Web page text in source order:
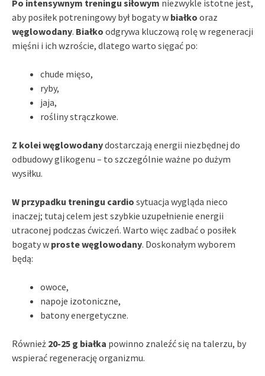
Po intensywnym treningu siłowym niezwykle istotne jest,
aby posiłek potreningowy był bogaty w białko oraz
węglowodany. Białko odgrywa kluczową rolę w regeneracji
mięśni i ich wzroście, dlatego warto sięgać po:
chude mięso,
ryby,
jaja,
rośliny strączkowe.
Z kolei węglowodanydostarczają energii niezbędnej do
odbudowy glikogenu – to szczególnie ważne po dużym
wysiłku.
W przypadku treningu cardio sytuacja wygląda nieco
inaczej; tutaj celem jest szybkie uzupełnienie energii
utraconej podczas ćwiczeń. Warto więc zadbać o posiłek
bogaty w proste węglowodany. Doskonałym wyborem
będą:
owoce,
napoje izotoniczne,
batony energetyczne.
Również 20-25 g białka powinno znaleźć się na talerzu, by
wspierać regenerację organizmu.